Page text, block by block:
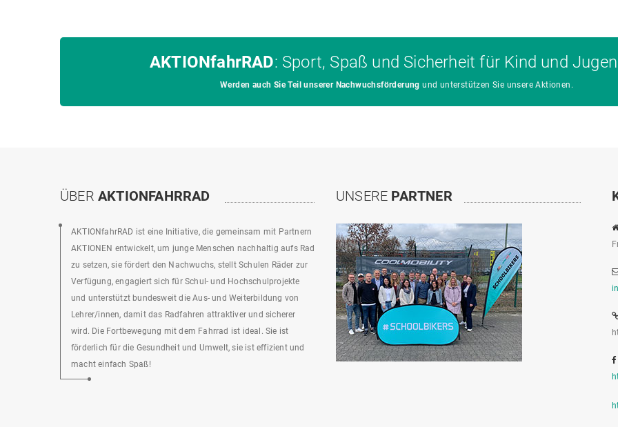
AKTIONfahrRAD: Sport, Spaß und Sicherheit für Kind und
Werden auch Sie Teil unserer Nachwuchsförderung und unterstützen Sie unsere Aktionen.
ÜBER AKTIONFAHRRAD
AKTIONfahrRAD ist eine Initiative, die gemeinsam mit Partnern
AKTIONEN entwickelt, um junge Menschen nachhaltig aufs Rad
zu setzen, sie fördert den Nachwuchs, stellt Schulen Räder zur
Verfügung, engagiert sich für Schul- und Hochschulprojekte
und unterstützt bundesweit die Aus- und Weiterbildung von
Lehrer/innen, damit das Radfahren attraktiver und sicherer
wird. Die Fortbewegung mit dem Fahrrad ist ideal. Sie ist
förderlich für die Gesundheit und Umwelt, sie ist effizient und
macht einfach Spaß!
UNSERE PARTNER